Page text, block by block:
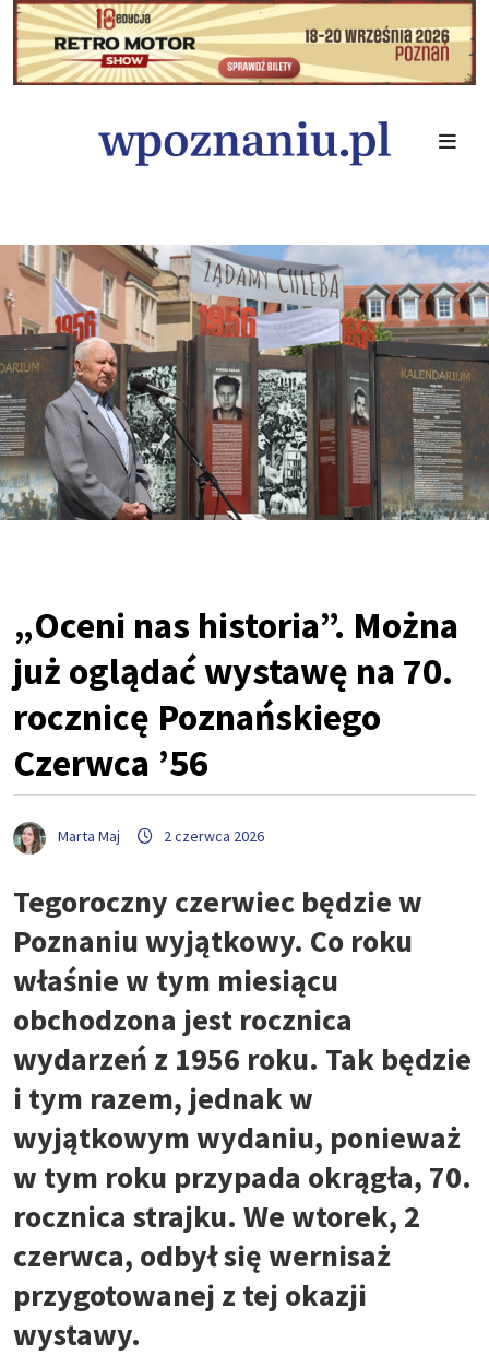
„Oceni nas historia”. Można
już oglądać wystawę na 70.
rocznicę Poznańskiego
Czerwca ’56
Marta Maj 2 czerwca 2026
Tegoroczny czerwiec będzie w
Poznaniu wyjątkowy. Co roku
właśnie w tym miesiącu
obchodzona jest rocznica
wydarzeń z 1956 roku. Tak będzie
i tym razem, jednak w
wyjątkowym wydaniu, ponieważ
w tym roku przypada okrągła, 70.
rocznica strajku. We wtorek, 2
czerwca, odbył się wernisaż
przygotowanej z tej okazji
wystawy.